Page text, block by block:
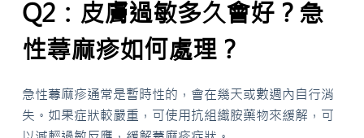
Q2：皮膚過敏多久會好？急
性蕁麻疹如何處理？
急性蕁麻疹通常是暫時性的，會在幾天或數週內自行消
失。如果症狀較嚴重，可使用抗組織胺藥物來緩解，可